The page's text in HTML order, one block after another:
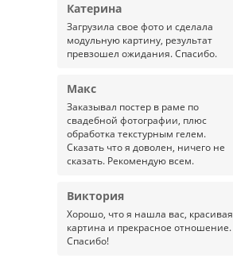
Катерина
Загрузила свое фото и сделала
модульную картину, результат
превзошел ожидания. Спасибо.
Макс
Заказывал постер в раме по
свадебной фотографии, плюс
обработка текстурным гелем.
Сказать что я доволен, ничего не
сказать. Рекомендую всем.
Виктория
Хорошо, что я нашла вас, красивая
картина и прекрасное отношение.
Спасибо!